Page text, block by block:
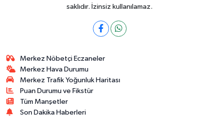
saklıdır. İzinsiz kullanılamaz.
Merkez Nöbetçi Eczaneler
Merkez Hava Durumu
Merkez Trafik Yoğunluk Haritası
Puan Durumu ve Fikstür
Tüm Manşetler
Son Dakika Haberleri